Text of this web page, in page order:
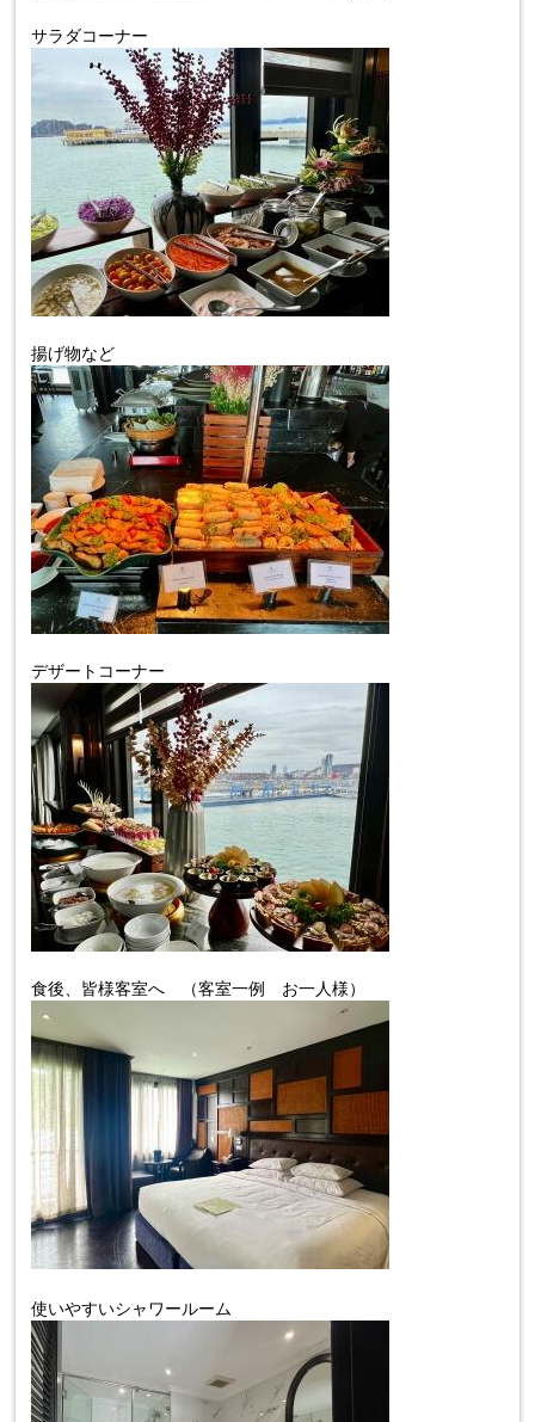
サラダコーナー
揚げ物など
デザートコーナー
食後、皆様客室へ （客室一例 お一人様）
使いやすいシャワールーム